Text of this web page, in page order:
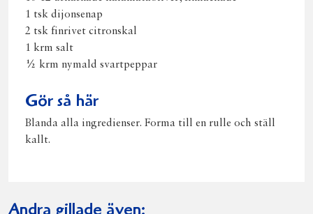
1 tsk dijonsenap
2 tsk finrivet citronskal
1 krm salt
½ krm nymald svartpeppar
Gör så här
Blanda alla ingredienser. Forma till en rulle och ställ
kallt.